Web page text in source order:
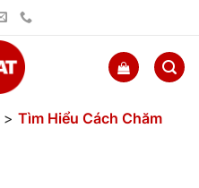
> Tìm Hiểu Cách Chăm